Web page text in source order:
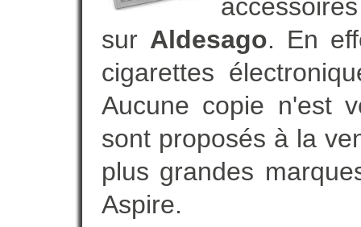
sur Aldesago. En
cigarettes
Aucune copie n'est
sont proposés à la
plus grandes
Aspire.